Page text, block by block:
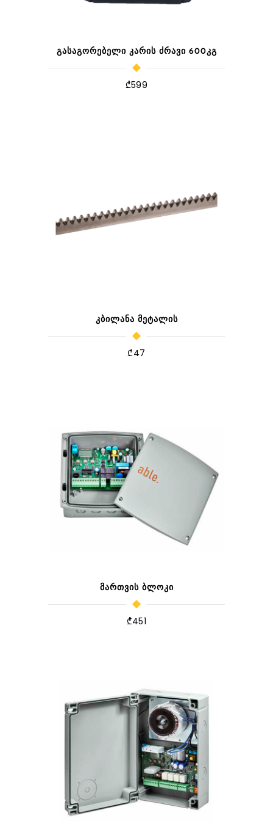
ᲒᲐᲡᲐᲒᲝᲠᲔᲑᲔᲚᲘ ᲙᲐᲠᲘᲡ ᲫᲠᲐᲕᲘ 600ᲙᲒ
₾599
ᲙᲑᲘᲚᲐᲜᲐ ᲛᲔᲢᲐᲚᲘᲡ
₾47
ᲛᲐᲠᲗᲕᲘᲡ ᲑᲚᲝᲙᲘ
₾451